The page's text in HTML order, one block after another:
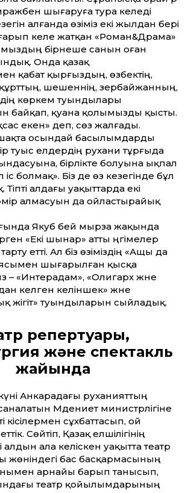
шығаруға тура келеді
алғанда өзіміз екі жылдан бері
келе жатқан «Роман&Драма»
бірнеше санын оған
Онда қазақ
қабат қырғыздың, өзбектің,
шешеннің, әзербайжанның,
көркем туындылары
байқап, қуана қолымызды қысты.
екен» деп, сөз жалғады.
осындай басылымдарды
туыс елдердің рухани тұрғыда
бірлікте болуына ықпал
іс болмақ». Біз де өз кезегінде бұл
алдағы уақыттарда екі
алмасуын да ойластырайық
Якуб бей мырза жақында
«Екі шынар» атты әңгімелер
етті. Ал біз өзіміздің «Ащы да
шығарылған қысқа
«Интерадам», «Олигарх және
келген келіншек» және
жігіт» туындыларын сыйладық.
репертуары,
және спектакль
жайында
Анкарадағы руханияттың
Мәдениет министрлігіне
кісілермен сұхбаттасып, ой
Сөйтіп, Қазақ елшілігінің
ала келіскен уақытта театр
жөніндегі бас басқармасының
арнайы барып танысып,
театр қойылымдарының